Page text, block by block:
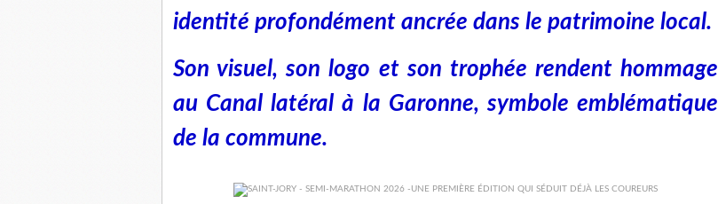
identité profondément ancrée dans le patrimoine local.
Son visuel, son logo et son trophée rendent hommage
au Canal latéral à la Garonne, symbole emblématique
de la commune.